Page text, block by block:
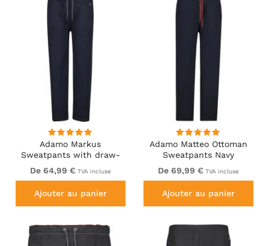
Adamo Markus
Sweatpants with draw-
cord Navy
De 64,99 € TVA incluse
Ajouter au panier
Adamo Matteo Ottoman
Sweatpants Navy
De 69,99 € TVA incluse
Ajouter au panier